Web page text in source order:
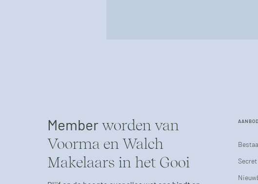
Memberworden van
Voorma en Walch
Makelaars in het Gooi
AANBOD